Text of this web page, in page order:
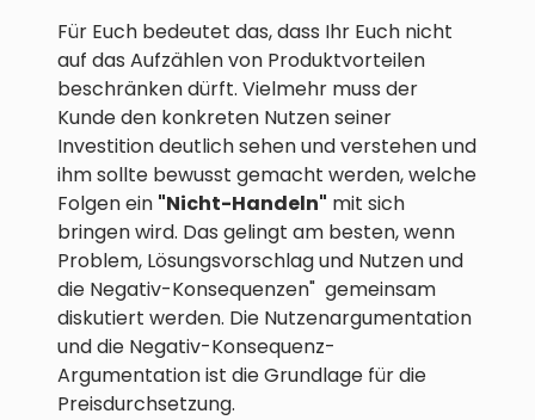
Für Euch bedeutet das, dass Ihr Euch nicht
auf das Aufzählen von Produktvorteilen
beschränken dürft. Vielmehr muss der
Kunde den konkreten Nutzen seiner
Investition deutlich sehen und verstehen und
ihm sollte bewusst gemacht werden, welche
Folgen ein "Nicht-Handeln" mit sich
bringen wird. Das gelingt am besten, wenn
Problem, Lösungsvorschlag und Nutzen und
die Negativ-Konsequenzen" gemeinsam
diskutiert werden. Die Nutzenargumentation
und die Negativ-Konsequenz-
Argumentation ist die Grundlage für die
Preisdurchsetzung.